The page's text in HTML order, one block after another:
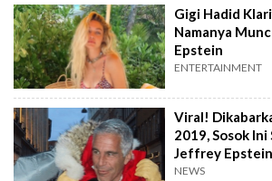
Gigi Hadid
Namanya
Epstein
ENTERTAINMENT
Viral!
2019, Sosok
Jeffrey
Hidup?
NEWS